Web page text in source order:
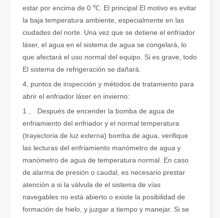
Cómo elegir su compañero de trabajo: máquina de corte por láser
El corte de metal por láser es un método de precisión que se
El corte por láser de láminas de metal es un método de corte muy utilizado.
El corte por láser de láminas de metal es un método de corte
estar por encima de 0 ℃. El principal El motivo es evitar
la baja temperatura ambiente, especialmente en las
ciudades del norte. Una vez que se detiene el enfriador
láser, el agua en el sistema de agua se congelará, lo
que afectará el uso normal del equipo. Si es grave, todo
El sistema de refrigeración se dañará.
4, puntos de inspección y métodos de tratamiento para
abrir el enfriador láser en invierno:
1 、 Después de encender la bomba de agua de
enfriamiento del enfriador y el normal temperatura
(trayectoria de luz externa) bomba de agua, verifique
las lecturas del enfriamiento manómetro de agua y
manómetro de agua de temperatura normal. En caso
de alarma de presión o caudal, es necesario prestar
atención a si la válvula de el sistema de vías
navegables no está abierto o existe la posibilidad de
formación de hielo, y juzgar a tiempo y manejar. Si se